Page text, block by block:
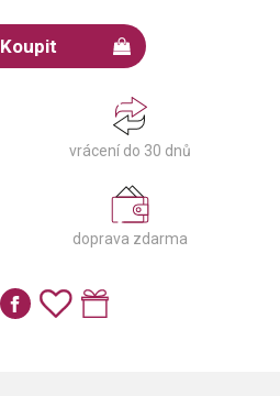
Koupit
vrácení do 30 dnů
doprava zdarma